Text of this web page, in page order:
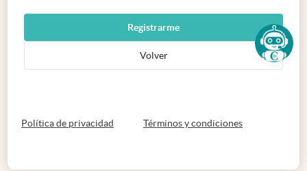
Registrarme
Volver
Política de privacidad abre en nueva pestaña
Términos y condicionesabre en nueva